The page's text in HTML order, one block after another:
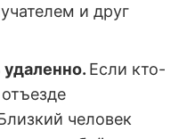
и друг
Если кто-
человек